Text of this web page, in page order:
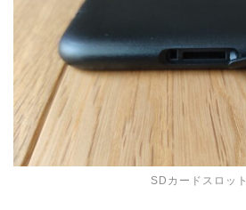
SDカードスロット